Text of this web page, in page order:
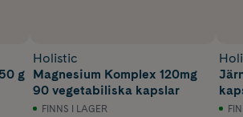
g
Holistic
Magnesium Komplex 120mg
90 vegetabiliska kapslar
FINNS I LAGER